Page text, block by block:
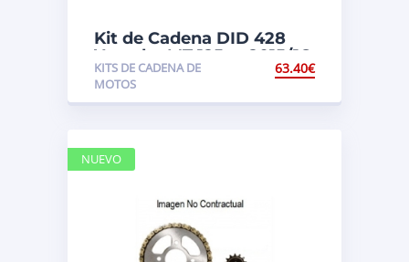
Kit de Cadena DID 428
Yamaha MT 125cc 2015/16
(RE11)
KITS DE CADENA DE
MOTOS
63.40€
NUEVO